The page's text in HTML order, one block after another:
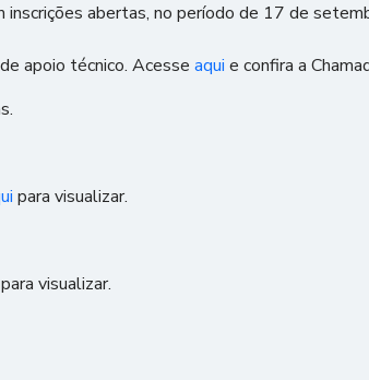
inscrições abertas, no período de 17 de
apoio técnico. Acesse aqui e confira a
para visualizar.
para visualizar.